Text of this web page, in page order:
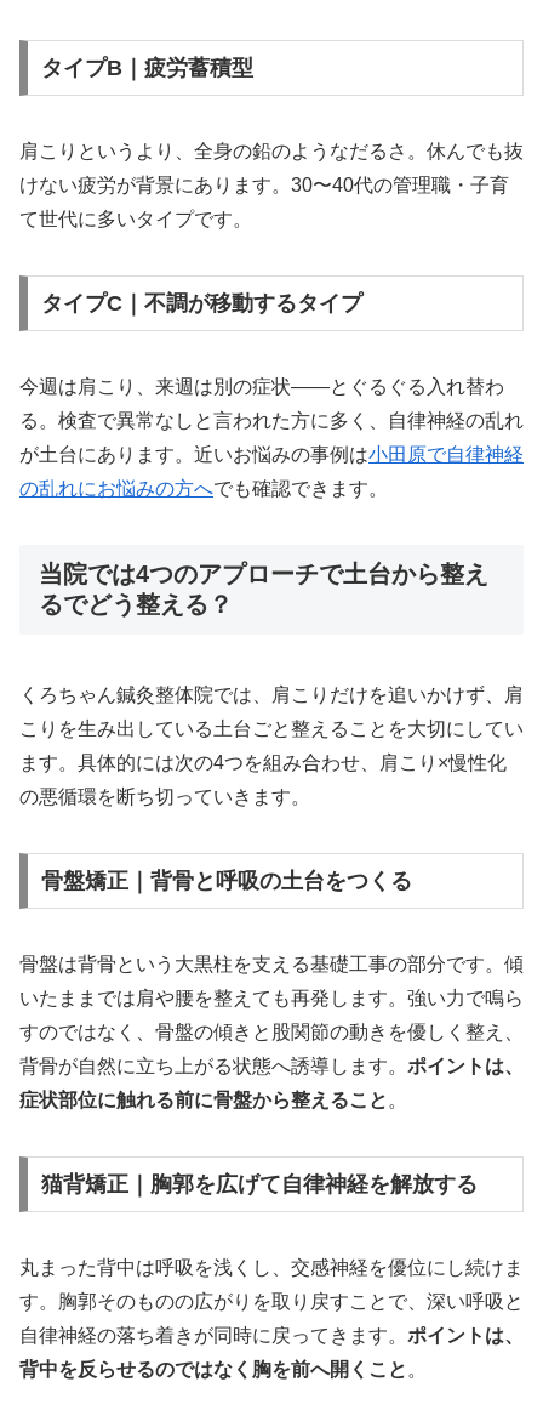
タイプB｜疲労蓄積型
肩こりというより、全身の鉛のようなだるさ。休んでも抜
けない疲労が背景にあります。30〜40代の管理職・子育
て世代に多いタイプです。
タイプC｜不調が移動するタイプ
今週は肩こり、来週は別の症状——とぐるぐる入れ替わ
る。検査で異常なしと言われた方に多く、自律神経の乱れ
が土台にあります。近いお悩みの事例は小田原で自律神経
の乱れにお悩みの方へでも確認できます。
当院では4つのアプローチで土台から整え
るでどう整える？
くろちゃん鍼灸整体院では、肩こりだけを追いかけず、肩
こりを生み出している土台ごと整えることを大切にしてい
ます。具体的には次の4つを組み合わせ、肩こり×慢性化
の悪循環を断ち切っていきます。
骨盤矯正｜背骨と呼吸の土台をつくる
骨盤は背骨という大黒柱を支える基礎工事の部分です。傾
いたままでは肩や腰を整えても再発します。強い力で鳴ら
すのではなく、骨盤の傾きと股関節の動きを優しく整え、
背骨が自然に立ち上がる状態へ誘導します。 ポイントは、
症状部位に触れる前に骨盤から整えること 。
猫背矯正｜胸郭を広げて自律神経を解放する
丸まった背中は呼吸を浅くし、交感神経を優位にし続けま
す。胸郭そのものの広がりを取り戻すことで、深い呼吸と
自律神経の落ち着きが同時に戻ってきます。 ポイントは、
背中を反らせるのではなく胸を前へ開くこと 。